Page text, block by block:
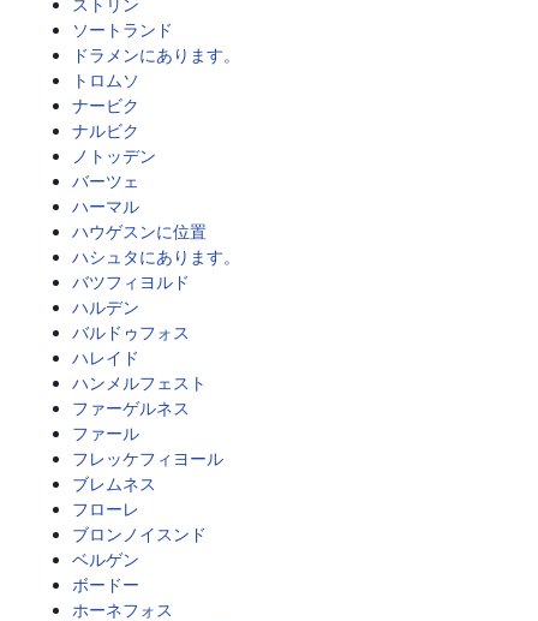
ストリン
ソートランド
ドラメンにあります。
トロムソ
ナービク
ナルビク
ノトッデン
バーツェ
ハーマル
ハウゲスンに位置
ハシュタにあります。
バツフィヨルド
ハルデン
バルドゥフォス
ハレイド
ハンメルフェスト
ファーゲルネス
ファール
フレッケフィヨール
ブレムネス
フローレ
ブロンノイスンド
ベルゲン
ボードー
ホーネフォス